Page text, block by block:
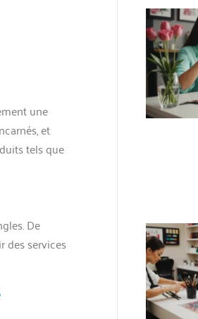
une
et
tels que
De
des services